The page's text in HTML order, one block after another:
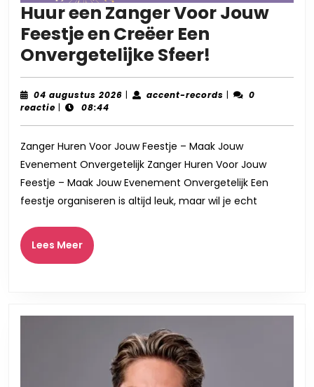
Huur een Zanger Voor Jouw
Feestje en Creëer Een
Onvergetelijke Sfeer!
een
Zanger
Jouw
Feestje
en
Creëer
04 augustus 2026 04
| accent-records accent-
|
0
reactie | 08:44
Zanger Huren Voor Jouw Feestje – Maak Jouw
Evenement Onvergetelijk Zanger Huren Voor Jouw
Feestje – Maak Jouw Evenement Onvergetelijk Een
feestje organiseren is altijd leuk, maar wil je echt
Lees MeerLees
Meer